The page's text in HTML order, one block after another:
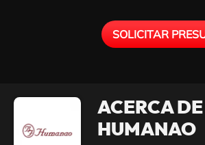
SOLICITAR
ACERCA
HUMANAO